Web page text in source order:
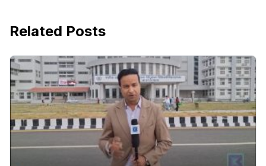
Related Posts